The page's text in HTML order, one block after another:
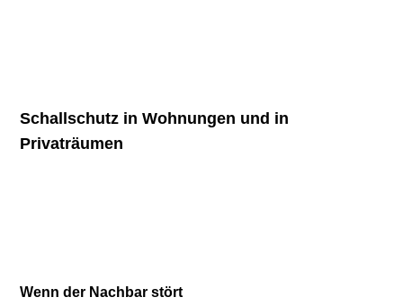
Schallschutz in Wohnungen und in
Privaträumen
Wenn der Nachbar stört